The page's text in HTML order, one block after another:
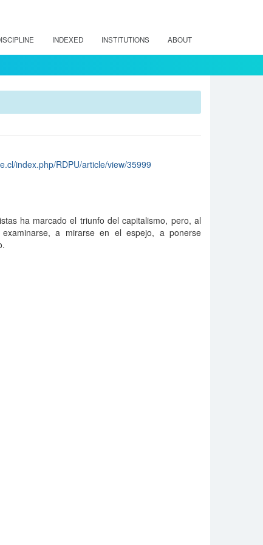
INDEXED INSTITUTIONS ABOUT
index.php/RDPU/article/view/35999
ha marcado el triunfo del capitalismo, pero, al
a mirarse en el espejo, a ponerse